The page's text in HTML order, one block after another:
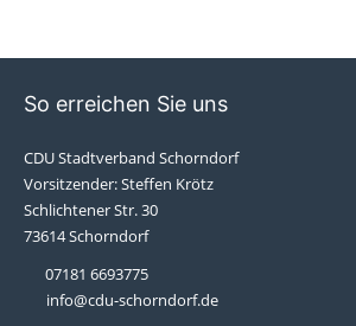
So erreichen Sie uns
CDU Stadtverband Schorndorf
Vorsitzender: Steffen Krötz
Schlichtener Str. 30
73614 Schorndorf
07181 6693775
info@cdu-schorndorf.de